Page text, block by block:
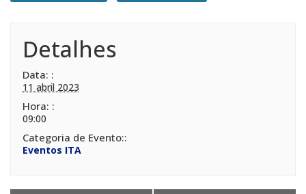
Detalhes
Data:
11 abril 2023
Hora:
09:00
Categoria de Evento:
Eventos ITA